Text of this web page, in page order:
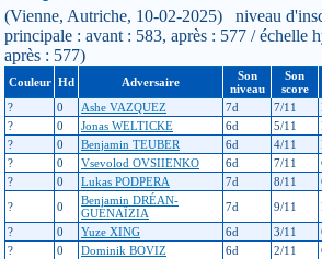
(Vienne, Autriche, 10-02-2025) niveau
principale : avant : 583, après : 577 / échelle
après : 577)
Couleur Hd Adversaire
Son
niveau
Son
score
?
0 Ashe VAZQUEZ 7d 7/11
?
0 Jonas WELTICKE 6d 5/11
?
0 Benjamin TEUBER 6d 4/11
?
0 Vsevolod OVSIIENKO 6d 7/11
?
0 Lukas PODPERA 7d 8/11
?
0
Benjamin DRÉAN-
GUÉNAÏZIA
7d 9/11
?
0 Yuze XING 6d 3/11
?
0 Dominik BOVIZ 6d 2/11